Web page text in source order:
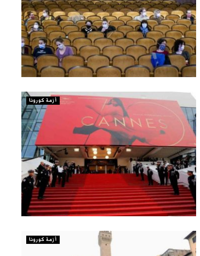
أزمة كورونا
أزمة كورونا